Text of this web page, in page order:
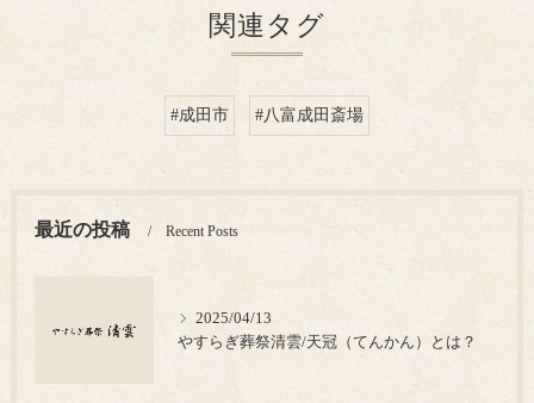
関連タグ
#成田市 #八富成田斎場
最近の投稿 Recent Posts
2025/04/13
やすらぎ葬祭清雲/天冠（てんかん）とは？